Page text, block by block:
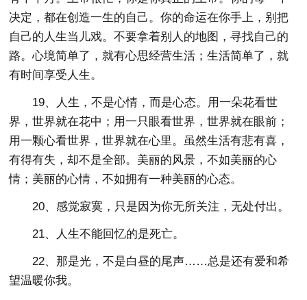
决定，都在创造一生的自己。你的命运在你手上，别把
自己的人生当儿戏。不要拿着别人的地图，寻找自己的
路。心境简单了，就有心思经营生活；生活简单了，就
有时间享受人生。
19、人生，不是心情，而是心态。用一朵花看世
界，世界就在花中；用一只眼看世界，世界就在眼前；
用一颗心看世界，世界就在心里。虽然生活有悲有喜，
有得有失，却不是全部。美丽的风景，不如美丽的心
情；美丽的心情，不如拥有一种美丽的心态。
20、感觉寂寞，只是因为你无所关注，无处付出。
21、人生不能回忆的是死亡。
22、那是光，不是白昼的尾声……总是还有爱和希
望温暖你我。